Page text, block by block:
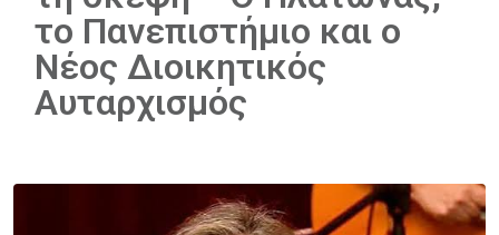
το Πανεπιστήμιο και ο
Νέος Διοικητικός
Αυταρχισμός